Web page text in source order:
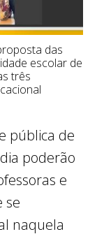
das
escolar de
três
pública de
poderão
e
se
naquela